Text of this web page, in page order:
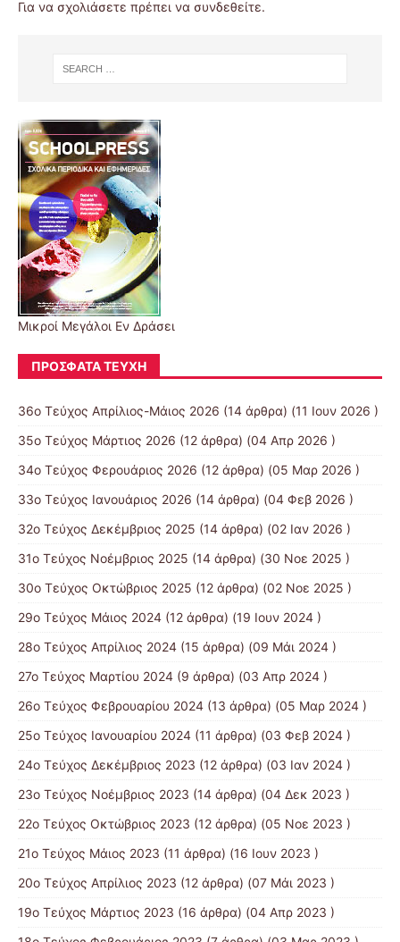
Για να σχολιάσετε πρέπει να συνδεθείτε.
Μικροί Μεγάλοι Εν Δράσει
ΠΡΌΣΦΑΤΑ ΤΕΎΧΗ
36ο Τεύχος Απρίλιος-Μάιος 2026 (14 άρθρα) (11 Ιουν 2026 )
35ο Τεύχος Μάρτιος 2026 (12 άρθρα) (04 Απρ 2026 )
34ο Τεύχος Φερουάριος 2026 (12 άρθρα) (05 Μαρ 2026 )
33ο Τεύχος Ιανουάριος 2026 (14 άρθρα) (04 Φεβ 2026 )
32ο Τεύχος Δεκέμβριος 2025 (14 άρθρα) (02 Ιαν 2026 )
31ο Τεύχος Νοέμβριος 2025 (14 άρθρα) (30 Νοε 2025 )
30ο Τεύχος Οκτώβριος 2025 (12 άρθρα) (02 Νοε 2025 )
29ο Τεύχος Μάιος 2024 (12 άρθρα) (19 Ιουν 2024 )
28ο Τεύχος Απρίλιος 2024 (15 άρθρα) (09 Μάι 2024 )
27ο Τεύχος Μαρτίου 2024 (9 άρθρα) (03 Απρ 2024 )
26ο Τεύχος Φεβρουαρίου 2024 (13 άρθρα) (05 Μαρ 2024 )
25ο Τεύχος Ιανουαρίου 2024 (11 άρθρα) (03 Φεβ 2024 )
24ο Τεύχος Δεκέμβριος 2023 (12 άρθρα) (03 Ιαν 2024 )
23ο Τεύχος Νοέμβριος 2023 (14 άρθρα) (04 Δεκ 2023 )
22ο Τεύχος Οκτώβριος 2023 (12 άρθρα) (05 Νοε 2023 )
21ο Τεύχος Μάιος 2023 (11 άρθρα) (16 Ιουν 2023 )
20ο Τεύχος Απρίλιος 2023 (12 άρθρα) (07 Μάι 2023 )
19ο Τεύχος Μάρτιος 2023 (16 άρθρα) (04 Απρ 2023 )